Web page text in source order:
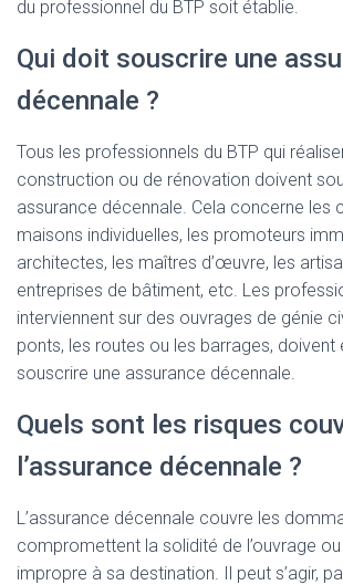
du professionnel du BTP soit établie.
Qui doit souscrire une
décennale ?
Tous les professionnels du BTP qui
construction ou de rénovation doivent
assurance décennale. Cela concerne les
maisons individuelles, les promoteurs
architectes, les maîtres d’œuvre, les
entreprises de bâtiment, etc. Les
interviennent sur des ouvrages de génie
ponts, les routes ou les barrages, doivent
souscrire une assurance décennale.
Quels sont les risques
l’assurance décennale ?
L’assurance décennale couvre les
compromettent la solidité de l’ouvrage
impropre à sa destination. Il peut s’agir,